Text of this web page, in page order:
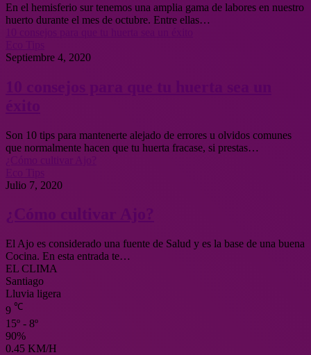
En el hemisferio sur tenemos una amplia gama de labores en nuestro
huerto durante el mes de octubre. Entre ellas…
Septiembre 4, 2020
Son 10 tips para mantenerte alejado de errores u olvidos comunes
que normalmente hacen que tu huerta fracase, si prestas…
Julio 7, 2020
El Ajo es considerado una fuente de Salud y es la base de una buena
Cocina. En esta entrada te…
EL CLIMA
Santiago
Lluvia ligera
9 ℃
15º - 8º
90%
0.45 KM/H